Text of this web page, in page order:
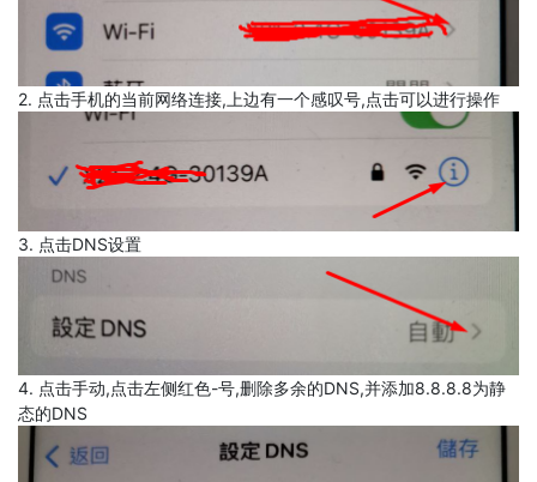
2. 点击手机的当前网络连接,上边有一个感叹号,点击可以进行操作
3. 点击DNS设置
4. 点击手动,点击左侧红色-号,删除多余的DNS,并添加8.8.8.8为静
态的DNS